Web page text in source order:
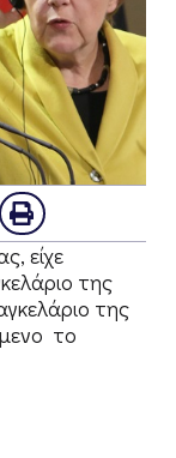
είχε
της
της
το